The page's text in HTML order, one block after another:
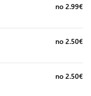
no 2.99€
no 2.50€
no 2.50€